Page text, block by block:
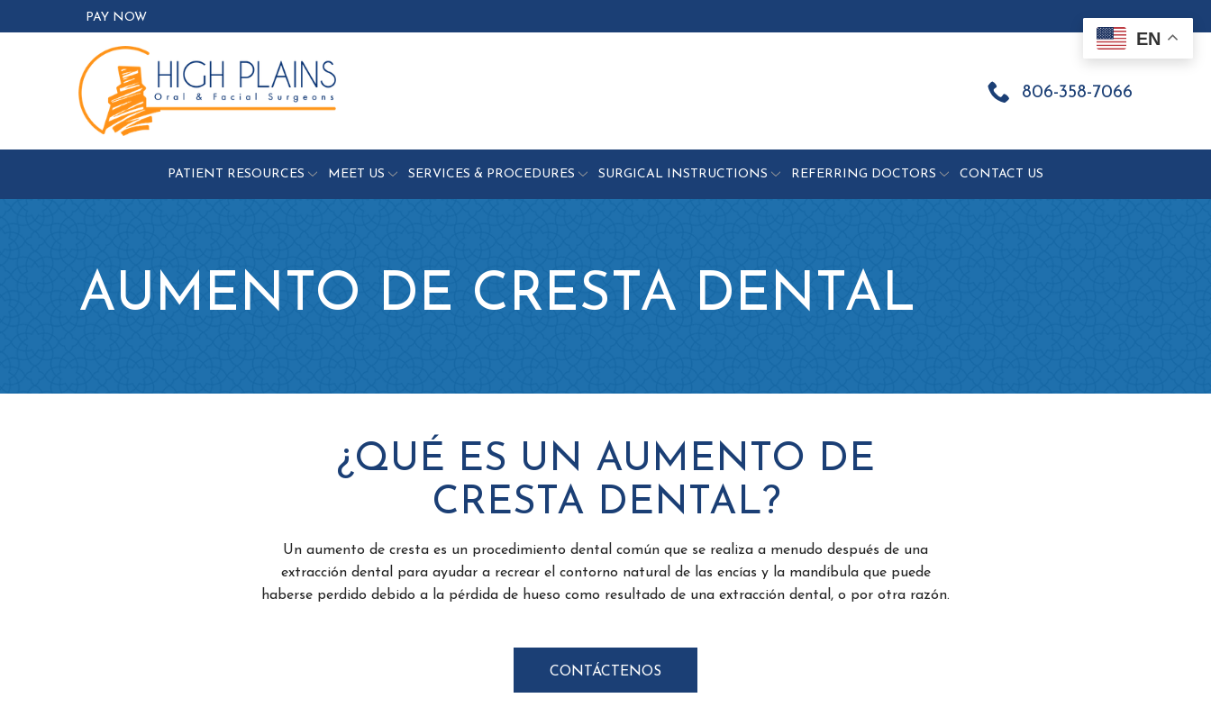
EN
to
PAY NOW
806-358-7066
PATIENT RESOURCES MEET US SERVICES & PROCEDURES SURGICAL INSTRUCTIONS REFERRING DOCTORS CONTACT US
AUMENTO DE CRESTA DENTAL
¿QUÉ ES UN AUMENTO DE
CRESTA DENTAL?
Un aumento de cresta es un procedimiento dental común que se realiza a menudo después de una
extracción dental para ayudar a recrear el contorno natural de las encías y la mandíbula que puede
haberse perdido debido a la pérdida de hueso como resultado de una extracción dental, o por otra razón.
CONTÁCTENOS